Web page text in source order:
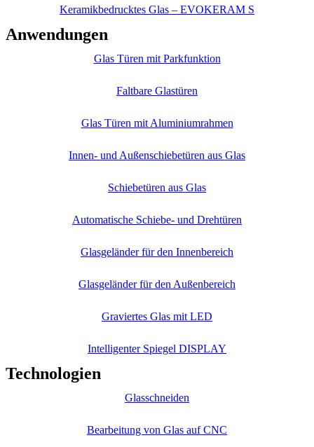
Keramikbedrucktes Glas – EVOKERAM S
Anwendungen
Glas Türen mit Parkfunktion
Faltbare Glastüren
Glas Türen mit Aluminiumrahmen
Innen- und Außenschiebetüren aus Glas
Schiebetüren aus Glas
Automatische Schiebe- und Drehtüren
Glasgeländer für den Innenbereich
Glasgeländer für den Außenbereich
Graviertes Glas mit LED
Intelligenter Spiegel DISPLAY
Technologien
Glasschneiden
Bearbeitung von Glas auf CNC